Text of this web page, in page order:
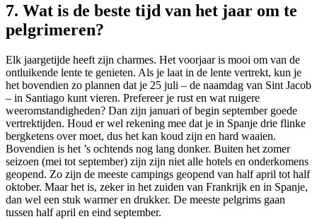
7. Wat is de beste tijd van het jaar om te
pelgrimeren?
Elk jaargetijde heeft zijn charmes. Het voorjaar is mooi om van de
ontluikende lente te genieten. Als je laat in de lente vertrekt, kun je
het bovendien zo plannen dat je 25 juli – de naamdag van Sint Jacob
– in Santiago kunt vieren. Prefereer je rust en wat ruigere
weeromstandigheden? Dan zijn januari of begin september goede
vertrektijden. Houd er wel rekening mee dat je in Spanje drie flinke
bergketens over moet, dus het kan koud zijn en hard waaien.
Bovendien is het ’s ochtends nog lang donker. Buiten het zomer
seizoen (mei tot september) zijn zijn niet alle hotels en onderkomens
geopend. Zo zijn de meeste campings geopend van half april tot half
oktober. Maar het is, zeker in het zuiden van Frankrijk en in Spanje,
dan wel een stuk warmer en drukker. De meeste pelgrims gaan
tussen half april en eind september.